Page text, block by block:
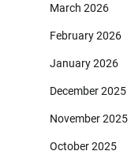
March 2026
February 2026
January 2026
December 2025
November 2025
October 2025